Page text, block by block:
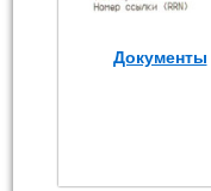
Документы